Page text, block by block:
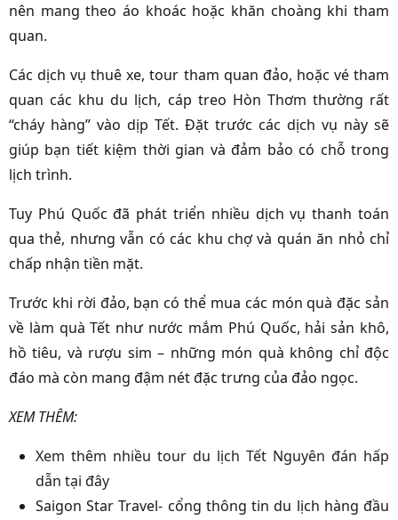
nên mang theo áo khoác hoặc khăn choàng khi tham
quan.
Các dịch vụ thuê xe, tour tham quan đảo, hoặc vé tham
quan các khu du lịch, cáp treo Hòn Thơm thường rất
“cháy hàng” vào dịp Tết. Đặt trước các dịch vụ này sẽ
giúp bạn tiết kiệm thời gian và đảm bảo có chỗ trong
lịch trình.
Tuy Phú Quốc đã phát triển nhiều dịch vụ thanh toán
qua thẻ, nhưng vẫn có các khu chợ và quán ăn nhỏ chỉ
chấp nhận tiền mặt.
Trước khi rời đảo, bạn có thể mua các món quà đặc sản
về làm quà Tết như nước mắm Phú Quốc, hải sản khô,
hồ tiêu, và rượu sim – những món quà không chỉ độc
đáo mà còn mang đậm nét đặc trưng của đảo ngọc.
XEM THÊM:
Xem thêm nhiều tour du lịch Tết Nguyên đán hấp
dẫn tại đây
Saigon Star Travel- cổng thông tin du lịch hàng đầu